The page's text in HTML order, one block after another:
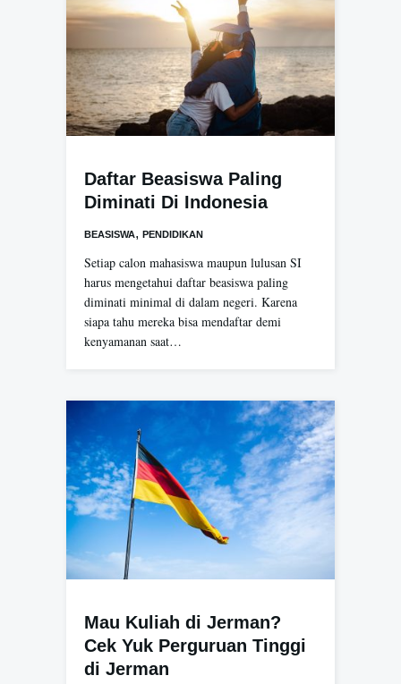
Daftar Beasiswa Paling
Diminati Di Indonesia
BEASISWA, PENDIDIKAN
Setiap calon mahasiswa maupun lulusan SI
harus mengetahui daftar beasiswa paling
diminati minimal di dalam negeri. Karena
siapa tahu mereka bisa mendaftar demi
kenyamanan saat…
Mau Kuliah di Jerman?
Cek Yuk Perguruan Tinggi
di Jerman